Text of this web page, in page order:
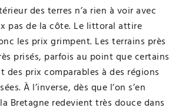
des terres n’a rien à voir avec
pas de la côte. Le littoral attire
les prix grimpent. Les terrains près
prisés, parfois au point que certains
des prix comparables à des régions
À l’inverse, dès que l’on s’en
Bretagne redevient très douce dans